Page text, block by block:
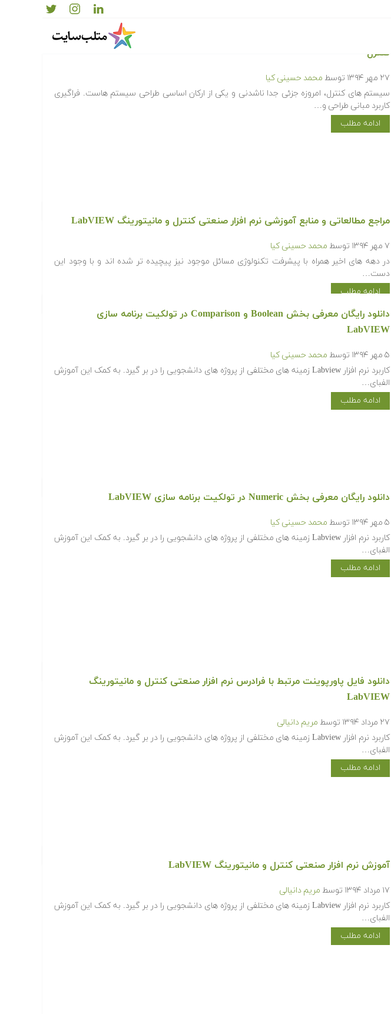
آموزش کاربرد نرم افزار LabVIEW در تحلیل، طراحی و پیاده سازی سیستم های
کنترل
۲۷ مهر ۱۳۹۴ توسط محمد حسینی کیا
سیستم های کنترل، امروزه جزئی جدا ناشدنی و یکی از ارکان اساسی طراحی سیستم هاست. فراگیری
کاربرد مبانی طراحی و…
ادامه مطلب
مراجع مطالعاتی و منابع آموزشی نرم افزار صنعتی کنترل و مانیتورینگ LabVIEW
۷ مهر ۱۳۹۴ توسط محمد حسینی کیا
در دهه های اخیر همراه با پیشرفت تکنولوژی مسائل موجود نیز پیچیده تر شده اند و با وجود این
دست…
ادامه مطلب
دانلود رایگان معرفی بخش Boolean و Comparison در تولکیت برنامه سازی
LabVIEW
۵ مهر ۱۳۹۴ توسط محمد حسینی کیا
کاربرد نرم افزار Labview زمینه های مختلفی از پروژه های دانشجویی را در بر گیرد. به کمک این آموزش
الفبای…
ادامه مطلب
دانلود رایگان معرفی بخش Numeric در تولکیت برنامه سازی LabVIEW
۵ مهر ۱۳۹۴ توسط محمد حسینی کیا
کاربرد نرم افزار Labview زمینه های مختلفی از پروژه های دانشجویی را در بر گیرد. به کمک این آموزش
الفبای…
ادامه مطلب
دانلود فایل پاورپوینت مرتبط با فرادرس نرم افزار صنعتی کنترل و مانیتورینگ
LabVIEW
۲۷ مرداد ۱۳۹۴ توسط مریم دانیالی
کاربرد نرم افزار Labview زمینه های مختلفی از پروژه های دانشجویی را در بر گیرد. به کمک این آموزش
الفبای…
ادامه مطلب
آموزش نرم افزار صنعتی کنترل و مانیتورینگ LabVIEW
۱۷ مرداد ۱۳۹۴ توسط مریم دانیالی
کاربرد نرم افزار Labview زمینه های مختلفی از پروژه های دانشجویی را در بر گیرد. به کمک این آموزش
الفبای…
ادامه مطلب